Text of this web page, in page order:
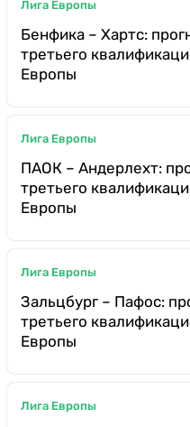
Лига Европы
Бенфика – Хартс:
третьего
Европы
Лига Европы
ПАОК – Андерлехт:
третьего
Европы
Лига Европы
Зальцбург – Пафос:
третьего
Европы
Лига Европы